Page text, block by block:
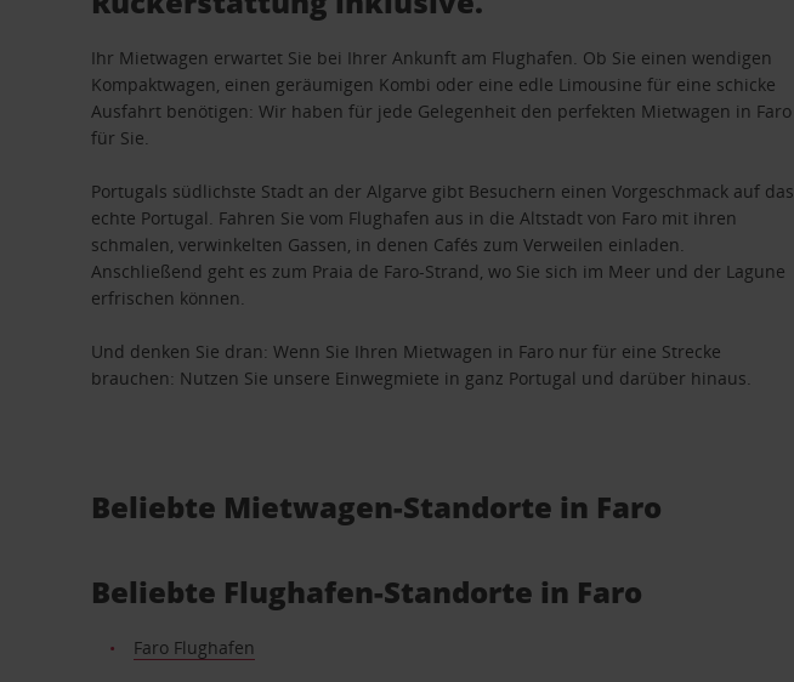
Ihr Mietwagen erwartet Sie bei Ihrer Ankunft am Flughafen. Ob Sie einen wendigen
Kompaktwagen, einen geräumigen Kombi oder eine edle Limousine für eine schicke
Ausfahrt benötigen: Wir haben für jede Gelegenheit den perfekten Mietwagen in Faro
für Sie.
Portugals südlichste Stadt an der Algarve gibt Besuchern einen Vorgeschmack auf das
echte Portugal. Fahren Sie vom Flughafen aus in die Altstadt von Faro mit ihren
schmalen, verwinkelten Gassen, in denen Cafés zum Verweilen einladen.
Anschließend geht es zum Praia de Faro-Strand, wo Sie sich im Meer und der Lagune
erfrischen können.
Und denken Sie dran: Wenn Sie Ihren Mietwagen in Faro nur für eine Strecke
brauchen: Nutzen Sie unsere Einwegmiete in ganz Portugal und darüber hinaus.
Beliebte Mietwagen-Standorte in Faro
Beliebte Flughafen-Standorte in Faro
Faro Flughafen